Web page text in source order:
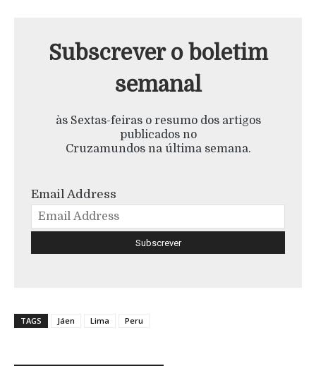
Subscrever o boletim
semanal
às Sextas-feiras o resumo dos artigos
publicados no
Cruzamundos na última semana.
Email Address
TAGS Jáen Lima Peru